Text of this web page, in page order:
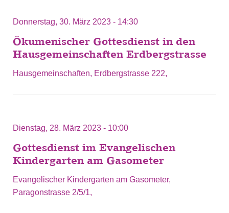
Donnerstag, 30. März 2023 - 14:30
Ökumenischer Gottesdienst in den
Hausgemeinschaften Erdbergstrasse
Hausgemeinschaften, Erdbergstrasse 222,
Dienstag, 28. März 2023 - 10:00
Gottesdienst im Evangelischen
Kindergarten am Gasometer
Evangelischer Kindergarten am Gasometer,
Paragonstrasse 2/5/1,